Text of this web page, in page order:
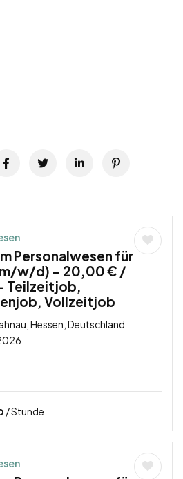
Personalwesen für
w/d) – 20,00 € /
Teilzeitjob,
Vollzeitjob
Hessen, Deutschland
/ Stunde